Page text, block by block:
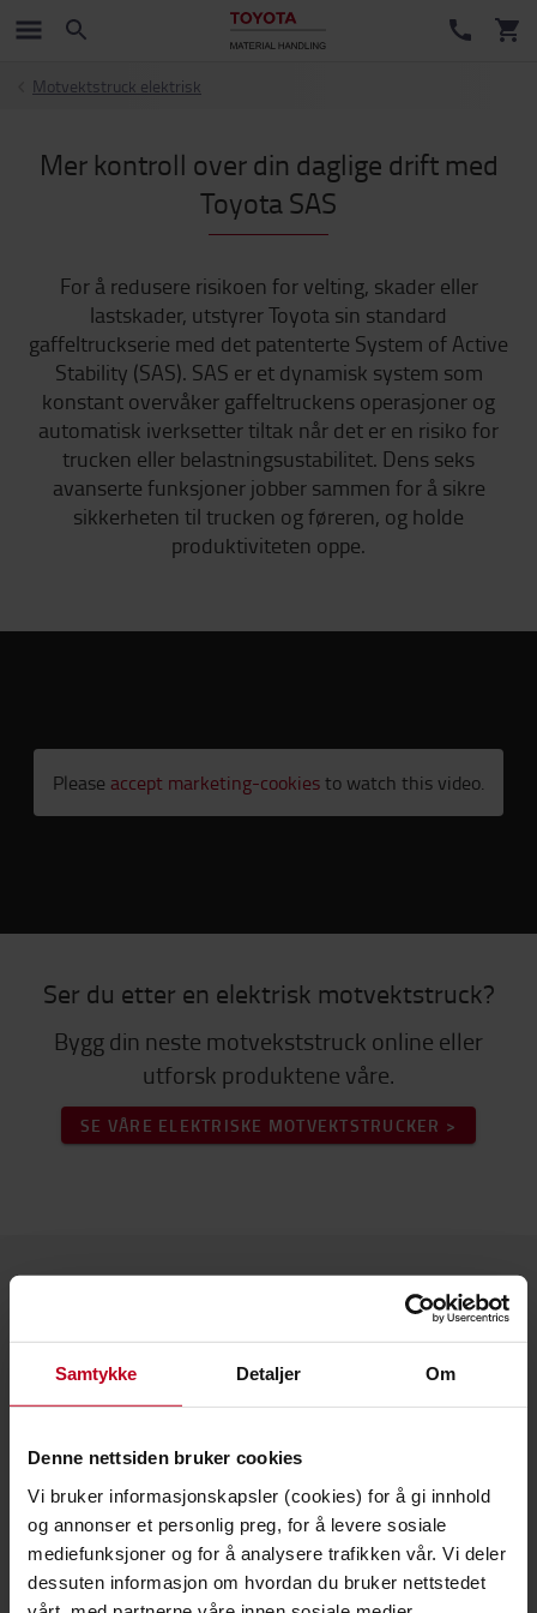
Samtykke Detaljer Om
Denne nettsiden bruker cookies
Vi bruker informasjonskapsler (cookies) for å gi innhold
og annonser et personlig preg, for å levere sosiale
mediefunksjoner og for å analysere trafikken vår. Vi deler
dessuten informasjon om hvordan du bruker nettstedet
Motvektstruck elektrisk
Mer kontroll over din daglige drift med
Toyota SAS
For å redusere risikoen for velting, skader eller
lastskader, utstyrer Toyota sin standard
gaffeltruckserie med det patenterte System of Active
Stability (SAS). SAS er et dynamisk system som
konstant overvåker gaffeltruckens operasjoner og
automatisk iverksetter tiltak når det er en risiko for
trucken eller belastningsustabilitet. Dens seks
avanserte funksjoner jobber sammen for å sikre
sikkerheten til trucken og føreren, og holde
produktiviteten oppe.
Please accept marketing-cookiesto watch this video.
Ser du etter en elektrisk motvektstruck?
Bygg din neste motvekststruck online eller
utforsk produktene våre.
SE VÅRE ELEKTRISKE MOTVEKTSTRUCKER >
Våre avdelinger
Hvorfor velge Toyota
PR og Nyheter
Toyota Service Concept
Toyota Production System
The Toyota Way